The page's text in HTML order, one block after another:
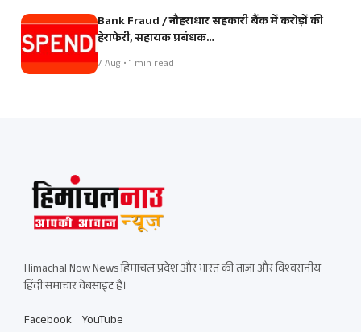
Bank Fraud / नौहराधार सहकारी बैंक में करोड़ों की
हेराफेरी, सहायक प्रबंधक…
7 Aug • 1 min read
Himachal Now News हिमाचल प्रदेश और भारत की ताज़ा और विश्वसनीय
हिंदी समाचार वेबसाइट है।
Facebook YouTube